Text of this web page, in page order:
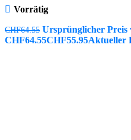
Vorrätig
CHF64.55 Ursprünglicher Preis
CHF64.55CHF55.95Aktueller